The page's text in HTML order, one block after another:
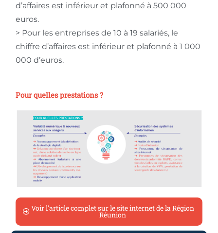
d’affaires est inférieur et plafonné à 500 000
euros.
> Pour les entreprises de 10 à 19 salariés, le
chiffre d’affaires est inférieur et plafonné à 1 000
000 d’euros.
Pour quelles prestations ?
Voir l'article complet sur le site internet de la Région
Réunion